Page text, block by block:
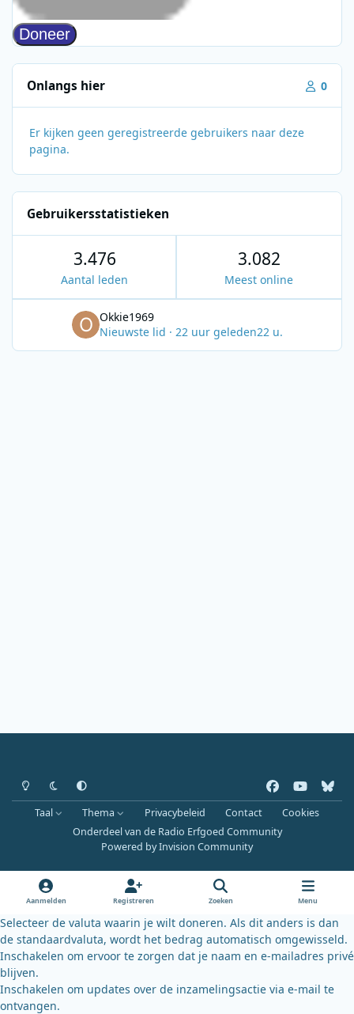
Onlangs hier 0
Er kijken geen geregistreerde gebruikers naar deze
pagina.
Gebruikersstatistieken
3.476
Aantal leden
3.082
Meest online
Okkie1969
Nieuwste lid · 22 uur geleden22 u.
Heldere modus
Donkere modus
Systeemvoorkeur
a
c
e
o
o
u
b
b
l
u
k
y
Taal Thema Privacybeleid Contact
Cookies
Onderdeel van de Radio Erfgoed Community
Powered byInvision Community
Aanmelden Registreren Zoeken Menu
Selecteer de valuta waarin je wilt doneren. Als dit anders is dan
de standaardvaluta, wordt het bedrag automatisch omgewisseld.
Inschakelen om ervoor te zorgen dat je naam en e-mailadres privé
blijven.
Inschakelen om updates over de inzamelingsactie via e-mail te
ontvangen.